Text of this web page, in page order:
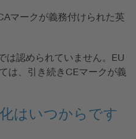
マークが義務付けられた英
は認められていません。EU
は、引き続きCEマークが義
はいつからです